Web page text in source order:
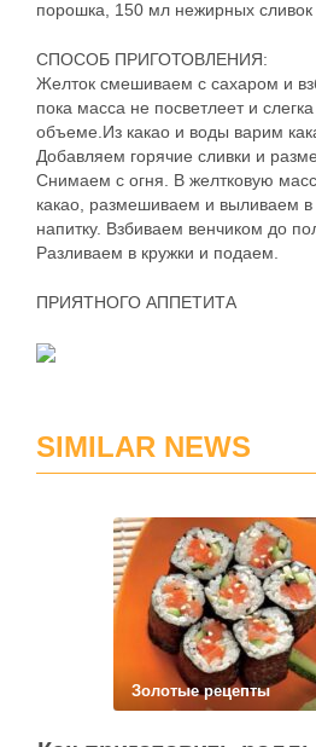
порошка, 150 мл нежирных
СПОСОБ ПРИГОТОВЛЕНИЯ:
Желток смешиваем с сахаром и
пока масса не посветлеет и
объеме.Из какао и воды варим
Добавляем горячие сливки и
Снимаем с огня. В желтковую
какао, размешиваем и выливаем в
напитку. Взбиваем венчиком до
Разливаем в кружки и подаем.
ПРИЯТНОГО АППЕТИТА
SIMILAR NEWS
Золотые рецепты